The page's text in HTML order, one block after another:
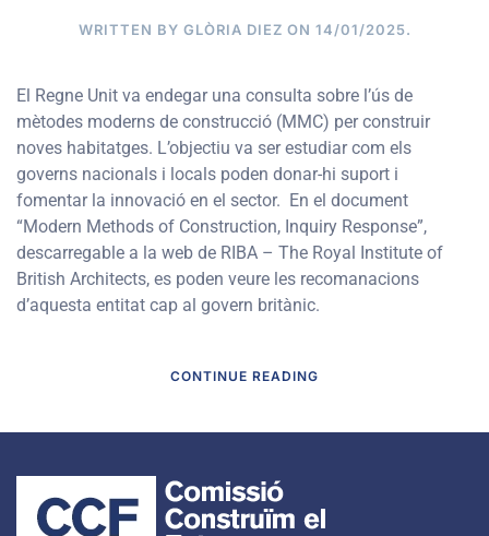
WRITTEN BY GLÒRIA DIEZ ON 14/01/2025.
El Regne Unit va endegar una consulta sobre l’ús de
mètodes moderns de construcció (MMC) per construir
noves habitatges. L’objectiu va ser estudiar com els
governs nacionals i locals poden donar-hi suport i
fomentar la innovació en el sector. En el document
“Modern Methods of Construction, Inquiry Response”,
descarregable a la web de RIBA – The Royal Institute of
British Architects, es poden veure les recomanacions
d’aquesta entitat cap al govern britànic.
CONTINUE READING